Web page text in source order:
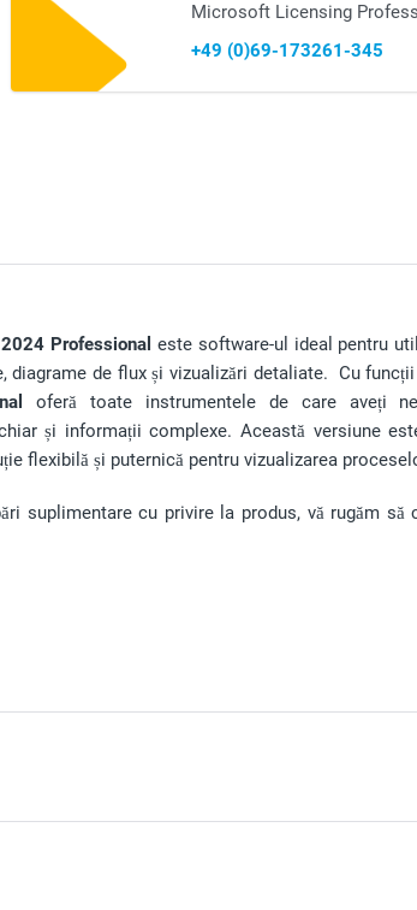
Microsoft Licensing
+49 (0)69-173261-345
Professional este software-ul ideal pentru
diagrame de flux și vizualizări detaliate. Cu
oferă toate instrumentele de care aveți
și informații complexe. Această versiune
flexibilă și puternică pentru vizualizarea
suplimentare cu privire la produs, vă rugăm